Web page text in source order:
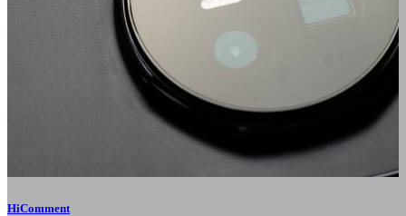
HiComment